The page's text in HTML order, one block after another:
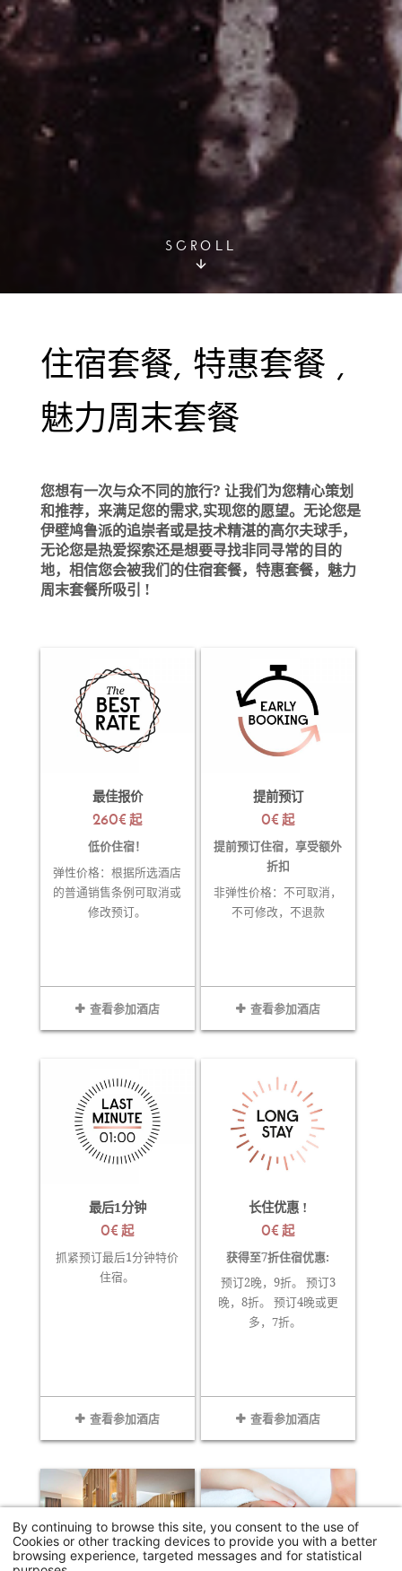
SCROLL
住宿套餐, 特惠套餐 ,
魅力周末套餐
您想有一次与众不同的旅行? 让我们为您精心策划
和推荐，来满足您的需求,实现您的愿望。无论您是
伊壁鸠鲁派的追崇者或是技术精湛的高尔夫球手，
无论您是热爱探索还是想要寻找非同寻常的目的
地，相信您会被我们的住宿套餐，特惠套餐，魅力
周末套餐所吸引 !
最佳报价
260€起
低价住宿！
弹性价格：根据所选酒店
的普通销售条例可取消或
修改预订。
查看参加酒店
提前预订
0€起
提前预订住宿，享受额外
折扣
非弹性价格：不可取消，
不可修改，不退款
查看参加酒店
最后1分钟
0€起
抓紧预订最后1分钟特价
住宿。
查看参加酒店
长住优惠 !
0€起
获得至7折住宿优惠:
预订2晚，9折。 预订3
晚，8折。 预订4晚或更
多，7折。
查看参加酒店
By continuing to browse this site, you consent to the use of
Cookies or other tracking devices to provide you with a better
browsing experience, targeted messages and for statistical